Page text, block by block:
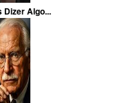
Dizer Algo...